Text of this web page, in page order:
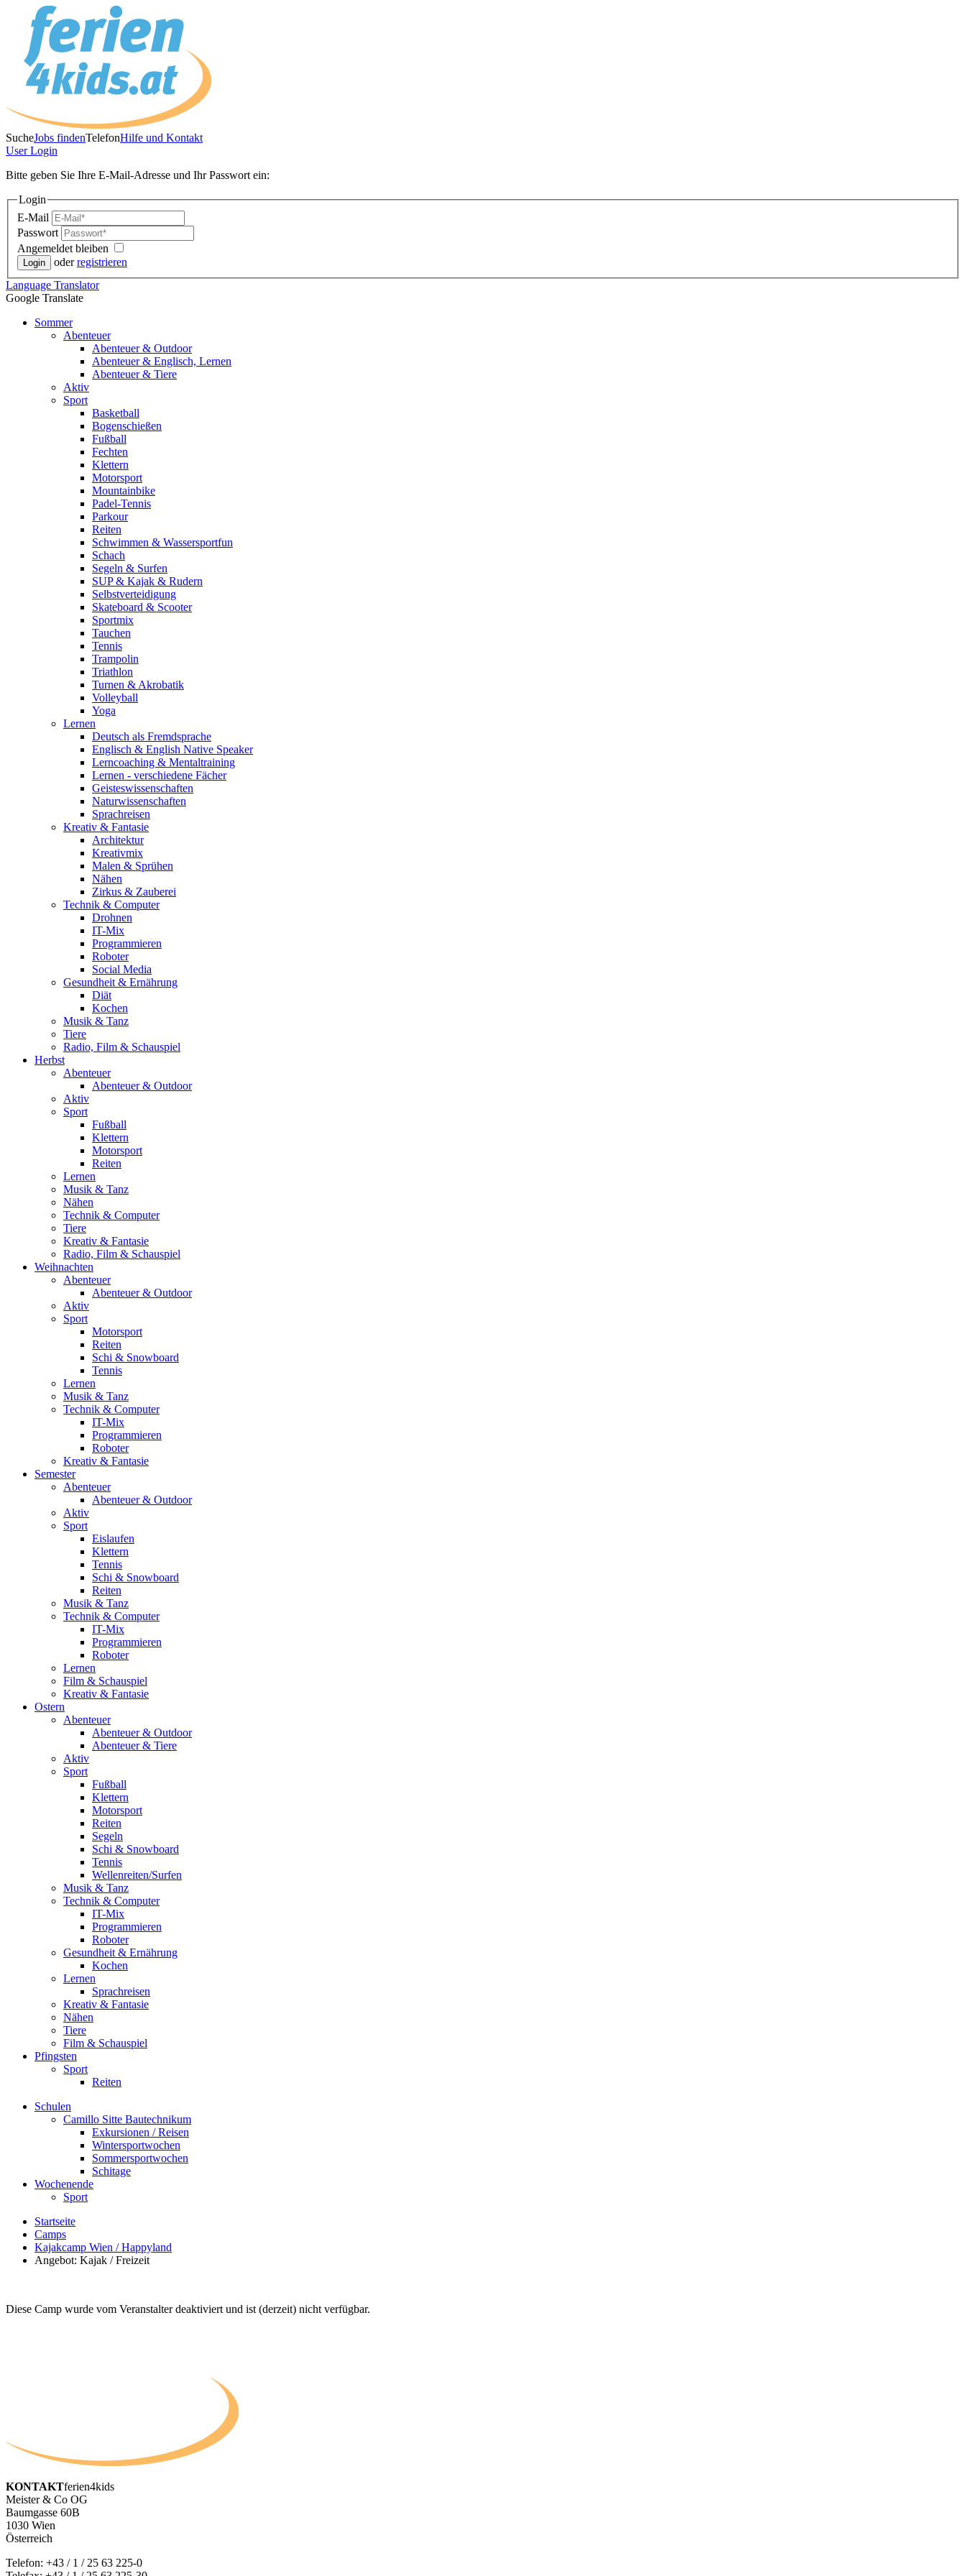
SucheJobs findenTelefonHilfe und Kontakt
UserLogin
Bitte geben Sie Ihre E-Mail-Adresse und Ihr Passwort ein:
Login
E-Mail
Passwort
Angemeldet bleiben
oderregistrieren
Language Translator
Google Translate
Sommer
Abenteuer
Abenteuer & Outdoor
Abenteuer & Englisch, Lernen
Abenteuer & Tiere
Aktiv
Sport
Basketball
Bogenschießen
Fußball
Fechten
Klettern
Motorsport
Mountainbike
Padel-Tennis
Parkour
Reiten
Schwimmen & Wassersportfun
Schach
Segeln & Surfen
SUP & Kajak & Rudern
Selbstverteidigung
Skateboard & Scooter
Sportmix
Tauchen
Tennis
Trampolin
Triathlon
Turnen & Akrobatik
Volleyball
Yoga
Lernen
Deutsch als Fremdsprache
Englisch & English Native Speaker
Lerncoaching & Mentaltraining
Lernen - verschiedene Fächer
Geisteswissenschaften
Naturwissenschaften
Sprachreisen
Kreativ & Fantasie
Architektur
Kreativmix
Malen & Sprühen
Nähen
Zirkus & Zauberei
Technik & Computer
Drohnen
IT-Mix
Programmieren
Roboter
Social Media
Gesundheit & Ernährung
Diät
Kochen
Musik & Tanz
Tiere
Radio, Film & Schauspiel
Herbst
Abenteuer
Abenteuer & Outdoor
Aktiv
Sport
Fußball
Klettern
Motorsport
Reiten
Lernen
Musik & Tanz
Nähen
Technik & Computer
Tiere
Kreativ & Fantasie
Radio, Film & Schauspiel
Weihnachten
Abenteuer
Abenteuer & Outdoor
Aktiv
Sport
Motorsport
Reiten
Schi & Snowboard
Tennis
Lernen
Musik & Tanz
Technik & Computer
IT-Mix
Programmieren
Roboter
Kreativ & Fantasie
Semester
Abenteuer
Abenteuer & Outdoor
Aktiv
Sport
Eislaufen
Klettern
Tennis
Schi & Snowboard
Reiten
Musik & Tanz
Technik & Computer
IT-Mix
Programmieren
Roboter
Lernen
Film & Schauspiel
Kreativ & Fantasie
Ostern
Abenteuer
Abenteuer & Outdoor
Abenteuer & Tiere
Aktiv
Sport
Fußball
Klettern
Motorsport
Reiten
Segeln
Schi & Snowboard
Tennis
Wellenreiten/Surfen
Musik & Tanz
Technik & Computer
IT-Mix
Programmieren
Roboter
Gesundheit & Ernährung
Kochen
Lernen
Sprachreisen
Kreativ & Fantasie
Nähen
Tiere
Film & Schauspiel
Pfingsten
Sport
Reiten
Schulen
Camillo Sitte Bautechnikum
Exkursionen / Reisen
Wintersportwochen
Sommersportwochen
Schitage
Wochenende
Sport
Startseite
Camps
Kajakcamp Wien / Happyland
Angebot: Kajak / Freizeit
Diese Camp wurde vom Veranstalter deaktiviert und ist (derzeit) nicht verfügbar.
KONTAKTferien4kids
Meister & Co OG
Baumgasse 60B
1030 Wien
Österreich
Telefon: +43 / 1 / 25 63 225-0